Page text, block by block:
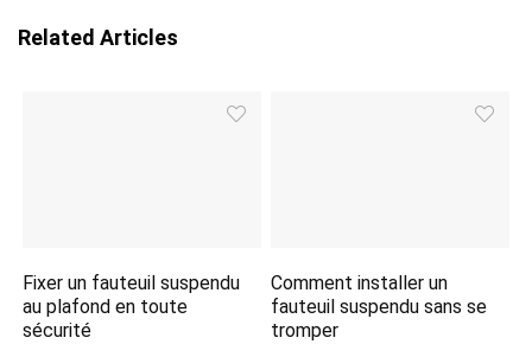
Related Articles
Fixer un fauteuil suspendu
au plafond en toute
sécurité
Comment installer un
fauteuil suspendu sans se
tromper